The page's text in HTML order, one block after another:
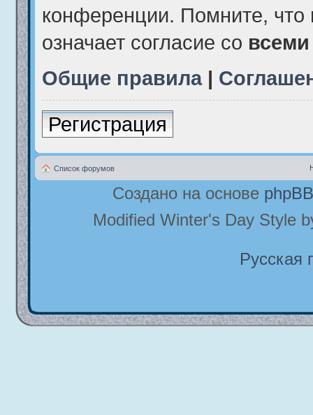
конференции. Помните,
означает согласие со всеми
Общие правила|
Регистрация
Список форумов
Создано на основе phpBB
Modified Winter's Day Style
Русская